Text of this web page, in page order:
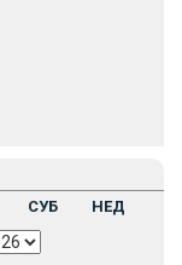
СУБ НЕД